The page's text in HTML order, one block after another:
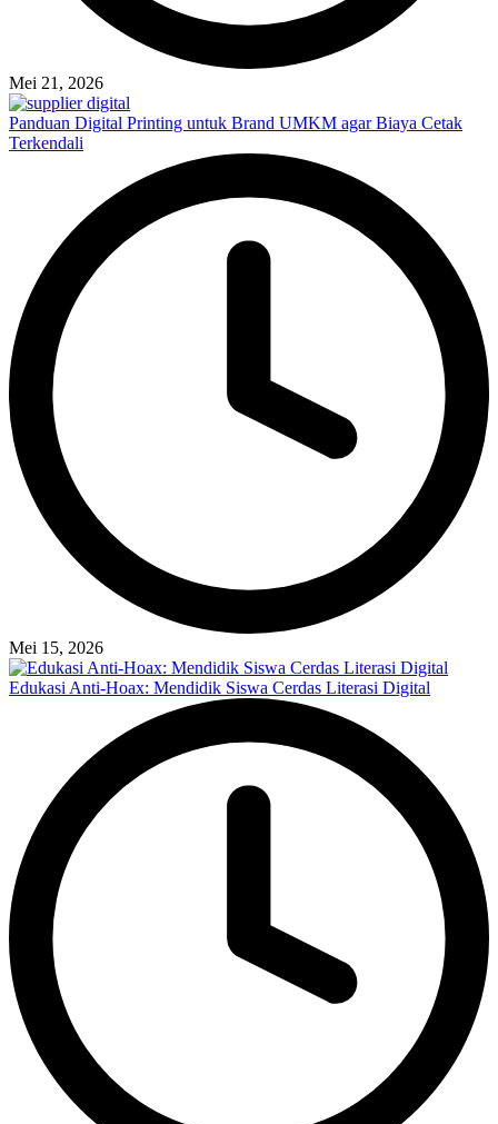
Mei 21, 2026
Panduan Digital Printing untuk Brand UMKM agar Biaya Cetak
Terkendali
Mei 15, 2026
Edukasi Anti-Hoax: Mendidik Siswa Cerdas Literasi Digital